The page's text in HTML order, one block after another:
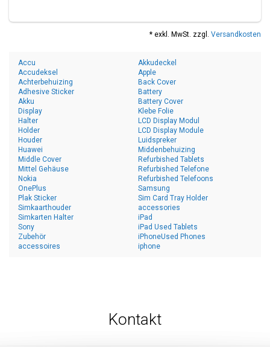
* exkl. MwSt. zzgl. Versandkosten
Accu
Accudeksel
Achterbehuizing
Adhesive Sticker
Akku
Akkudeckel
Apple
Back Cover
Battery
Battery Cover
Display
Halter
Holder
Houder
Huawei
Klebe Folie
LCD Display Modul
LCD Display Module
Luidspreker
Middenbehuizing
Middle Cover
Mittel Gehäuse
Nokia
OnePlus
Plak Sticker
Refurbished Tablets
Refurbished Telefone
Refurbished Telefoons
Samsung
Sim Card Tray Holder
Simkaarthouder
Simkarten Halter
Sony
Zubehör
accessoires
accessories
iPad
iPad Used Tablets
iPhoneUsed Phones
iphone
Kontakt